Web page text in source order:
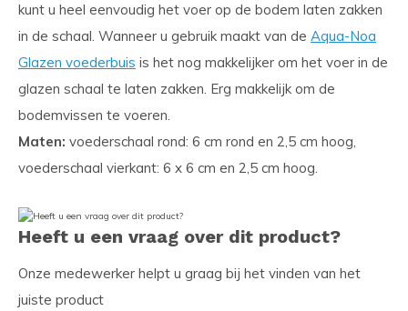
kunt u heel eenvoudig het voer op de bodem laten zakken
in de schaal. Wanneer u gebruik maakt van de Aqua-Noa
Glazen voederbuis is het nog makkelijker om het voer in de
glazen schaal te laten zakken. Erg makkelijk om de
bodemvissen te voeren.
Maten: voederschaal rond: 6 cm rond en 2,5 cm hoog,
voederschaal vierkant: 6 x 6 cm en 2,5 cm hoog.
Heeft u een vraag over dit product?
Onze medewerker helpt u graag bij het vinden van het
juiste product